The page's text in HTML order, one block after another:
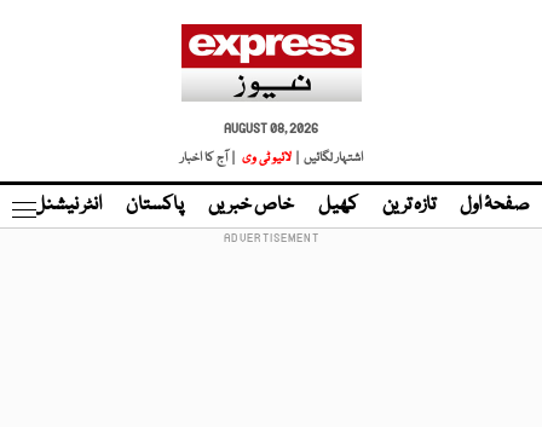
AUGUST 08, 2026
اشتہار لگائیں |
لائیو ٹی وی | آج کا اخبار
صفحۂ اول تازہ ترین کھیل خاص خبریں پاکستان انٹر نیشنل